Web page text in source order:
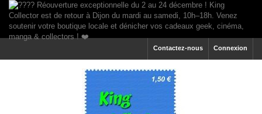
Connexion
Contactez-nous